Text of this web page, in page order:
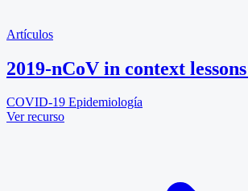
Artículos
2019-nCoV in context
COVID-19 Epidemiología
Ver recurso